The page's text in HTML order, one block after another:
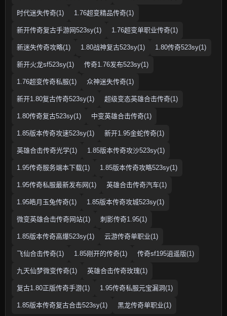
时代迷失传奇(1) 1.76超变精品传奇(1)
新开传奇复古手游网523sy(1) 1.76超变单职业传奇(1)
新迷失传奇攻略(1) 1.80战神复古523sy(1) 1.80传奇523sy(1)
新开火龙sf523sy(1) 传奇1.76发布523sy(1)
1.76超变传奇私服(1) 众神迷失传奇(1)
新开1.80复古传奇523sy(1) 超级变态英雄合击传奇(1)
1.80传奇复古523sy(1) 中变英雄合击传奇(1)
1.85版本传奇攻速523sy(1) 新开1.95金蛇传奇(1)
英雄合击传奇光学(1) 1.85版本传奇攻沙523sy(1)
1.95传奇服务端本下载(1) 1.85版本传奇攻略523sy(1)
1.95传奇私服最新发布网(1) 英雄合击传奇汽车(1)
1.95皓月玉兔传奇(1) 1.85版本传奇攻城523sy(1)
微变英雄合击传奇网站(1) 刺影传奇1.95(1)
1.85版本传奇高爆523sy(1) 云游传奇单职业(1)
飞仙合击传奇(1) 1.85刚开的传奇(1) 传奇sf195逍遥版(1)
九天仙梦微变传奇(1) 英雄合击传奇玫瑰(1)
复古1.80正版传奇手游(1) 1.95传奇私服元宝漏洞(1)
1.85版本传奇复古合击523sy(1) 黑龙传奇单职业(1)